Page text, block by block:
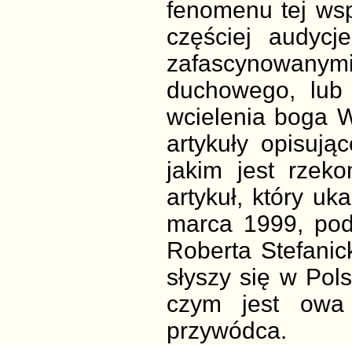
fenomenu tej
częściej
duchowego,
wcielenia boga
artykuły
jakim jest
artykuł, który
marca 1999,
Roberta
słyszy się w
czym jest
przywódca.